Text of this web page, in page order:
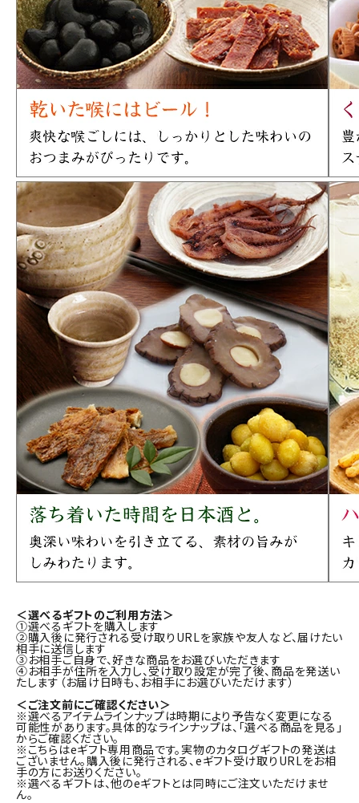
＜選べるギフトのご利用方法＞
①選べるギフトを購入します
②購入後に発行される受け取りURLを家族や友人など、届けたい
相手に送信します
③お相手ご自身で、好きな商品をお選びいただきます
④お相手が住所を入力し、受け取り設定が完了後、商品を発送い
たします（お届け日時も、お相手にお選びいただけます）
＜ご注文前にご確認ください＞
※選べるアイテムラインナップは時期により予告なく変更になる
可能性があります。具体的なラインナップは、「選べる商品を見る」
からご確認ください。
※こちらはeギフト専用商品です。実物のカタログギフトの発送は
ございません。購入後に発行される、eギフト受け取りURLをお相
手の方にお送りください。
※選べるギフトは、他のeギフトとは同時にご注文いただけませ
ん。